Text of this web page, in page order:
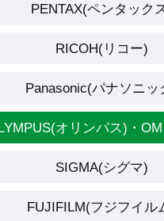
PENTAX(ペンタック
RICOH(リコー)
Panasonic(パナソニッ
オリンパス)・
SIGMA(シグマ)
FUJIFILM(フジフイル